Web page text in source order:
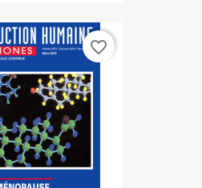
favorite_border